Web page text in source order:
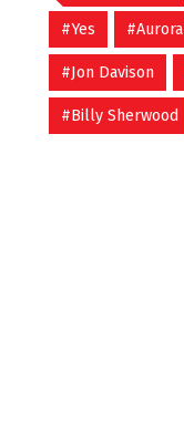
#Yes #Aurora
#Jon Davison
#Billy Sherwood